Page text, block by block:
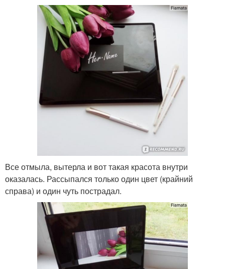
Все отмыла, вытерла и вот такая красота внутри
оказалась. Рассыпался только один цвет (крайний
справа) и один чуть пострадал.